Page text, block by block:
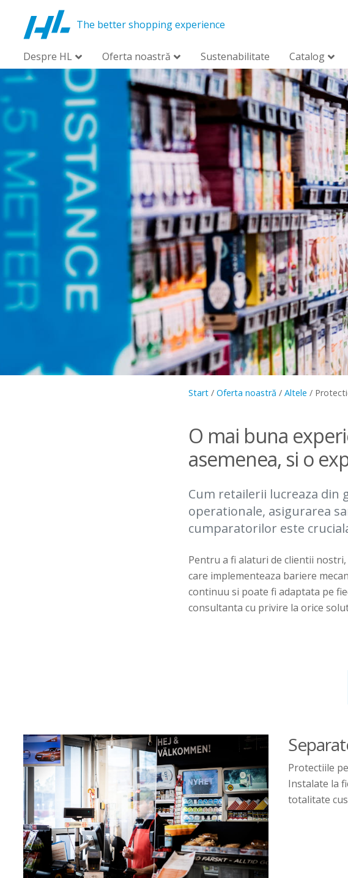
The better shopping experience
Despre HL Oferta noastră Sustenabilitate Catalog
Start/ Oferta noastră / Altele /
O mai buna
asemenea, si o
Cum retailerii lucreaza din
operationale, asigurarea
cumparatorilor este
Pentru a fi alaturi de clientii
care implementeaza bariere
continuu si poate fi adaptata pe
consultanta cu privire la orice
Protectiile
Instalate la
totalitate